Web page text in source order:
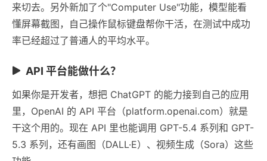
来切去。另外新加了个"Computer Use"功能，模型能看
懂屏幕截图，自己操作鼠标键盘帮你干活，在测试中成功
率已经超过了普通人的平均水平。
API 平台能做什么？
如果你是开发者，想把 ChatGPT 的能力接到自己的应用
里，OpenAI 的 API 平台（platform.openai.com）就是
干这个用的。现在 API 里也能调用 GPT-5.4 系列和 GPT-
5.3 系列，还有画图（DALL·E）、视频生成（Sora）这些